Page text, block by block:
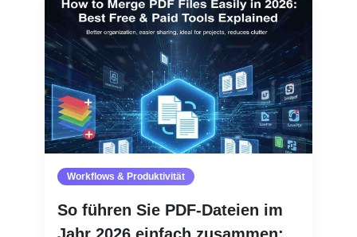
Workflows & Produktivität
So führen Sie PDF-Dateien im
Jahr 2026 einfach zusammen: